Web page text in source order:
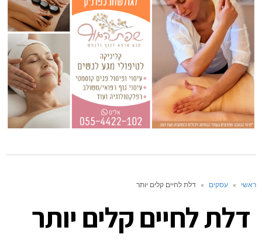
ראשי » עסקים » דלת לחיים קלים יותר
דלת לחיים קלים יותר